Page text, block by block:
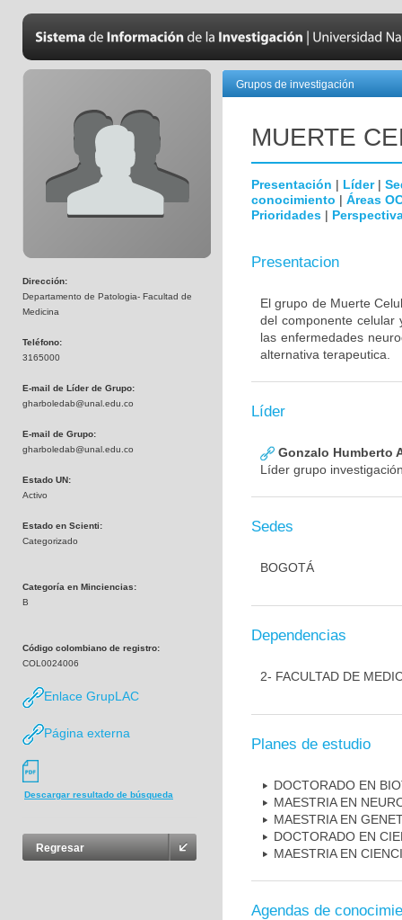
Dirección:
Departamento de Patologia- Facultad de
Medicina
Teléfono:
3165000
E-mail de Líder de Grupo:
gharboledab@unal.edu.co
E-mail de Grupo:
gharboledab@unal.edu.co
Estado UN:
Activo
Estado en Scienti:
Categorizado
Categoría en Minciencias:
B
Código colombiano de registro:
COL0024006
Enlace GrupLAC
Página externa
Descargar resultado de búsqueda
Regresar
Grupos de investigación
MUERTE
Presentación | Líder|
conocimiento | Áreas
Prioridades |
Presentacion
El grupo de Muerte
del componente celular
las enfermedades
alternativa terapeutica.
Líder
Gonzalo Humberto
Líder grupo
Sedes
BOGOTÁ
Dependencias
2- FACULTAD DE
Planes de estudio
DOCTORADO EN
MAESTRIA EN
MAESTRIA EN
DOCTORADO EN
MAESTRIA EN
Agendas de